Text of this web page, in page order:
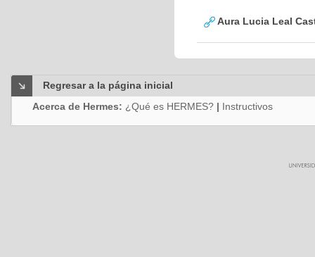
Aura Lucia Leal
Regresar a la página inicial
Acerca de Hermes: ¿Qué es HERMES? | Instructivos